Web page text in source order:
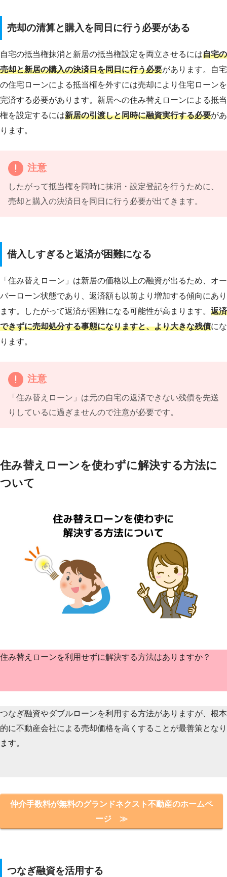
売却の清算と購入を同日に行う必要がある
自宅の抵当権抹消と新居の抵当権設定を両立させるには自宅の
売却と新居の購入の決済日を同日に行う必要があります。自宅
の住宅ローンによる抵当権を外すには売却により住宅ローンを
完済する必要があります。新居への住み替えローンによる抵当
権を設定するには新居の引渡しと同時に融資実行する必要があ
ります。
注意
したがって抵当権を同時に抹消・設定登記を行うために、
売却と購入の決済日を同日に行う必要が出てきます。
借入しすぎると返済が困難になる
「住み替えローン」は新居の価格以上の融資が出るため、オー
バーローン状態であり、返済額も以前より増加する傾向にあり
ます。したがって返済が困難になる可能性が高まります。 返済
できずに売却処分する事態になりますと、より大きな残債にな
ります。
注意
「住み替えローン」は元の自宅の返済できない残債を先送
りしているに過ぎませんので注意が必要です。
住み替えローンを使わずに解決する方法に
ついて
住み替えローンを利用せずに解決する方法はありますか？
つなぎ融資やダブルローンを利用する方法がありますが、根本
的に不動産会社による売却価格を高くすることが最善策となり
ます。
仲介手数料が無料のグランドネクスト不動産のホームペ
ージ ≫
つなぎ融資を活用する